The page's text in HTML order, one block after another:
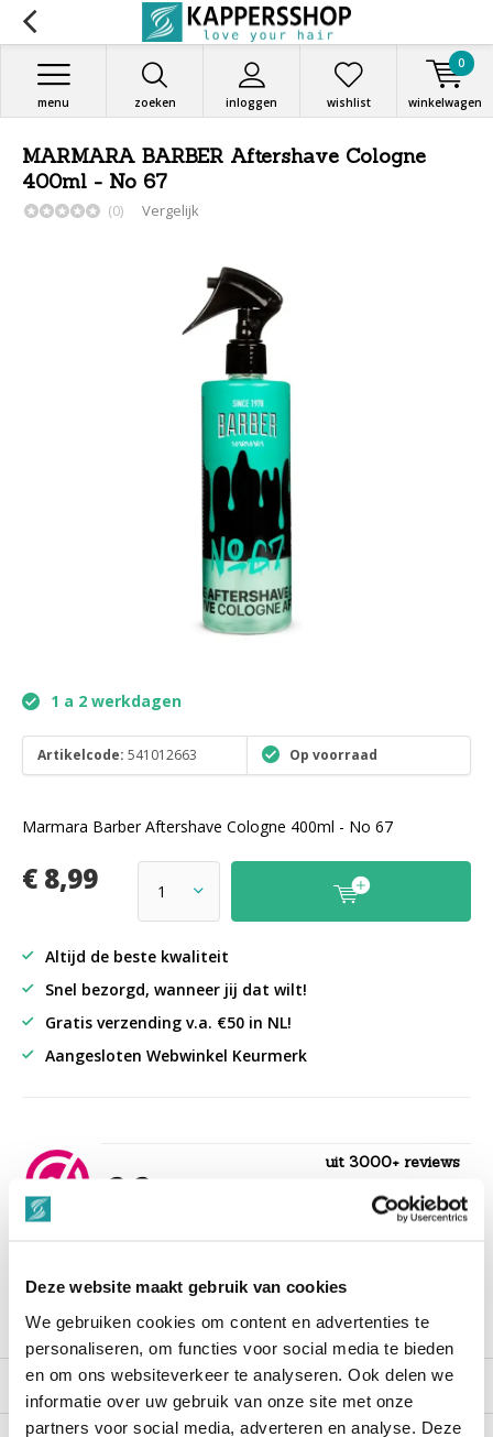
Deze website maakt gebruik van cookies
We gebruiken cookies om content en advertenties te
personaliseren, om functies voor social media te bieden
en om ons websiteverkeer te analyseren. Ook delen we
informatie over uw gebruik van onze site met onze
partners voor social media, adverteren en analyse. Deze
zoeken inloggen
menu wishlist winkelwagen
0
MARMARA BARBER Aftershave Cologne
400ml - No 67
(0) Vergelijk
1 a 2 werkdagen
Artikelcode: 541012663 Op voorraad
Marmara Barber Aftershave Cologne 400ml - No 67
€ 8,99
Altijd de beste kwaliteit
Snel bezorgd, wanneer jij dat wilt!
Gratis verzending v.a. €50 in NL!
Aangesloten Webwinkel Keurmerk
9,3
uit 3000+ reviews
Productomschrijving
Reviews